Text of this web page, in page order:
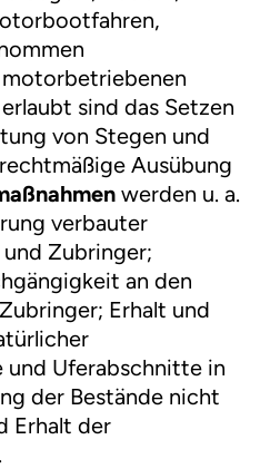
sind das Setzen
von Stegen und
Ausübung
werden u. a.
verbauter
Zubringer;
an den
Erhalt und
und Uferabschnitte in
der Bestände nicht
Erhalt der